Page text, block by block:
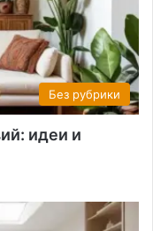
Без рубрики
идеи и